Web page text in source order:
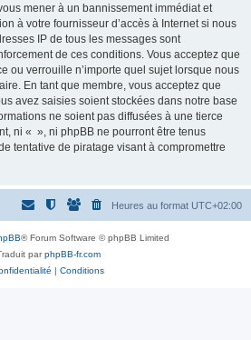
mener à un bannissement immédiat et
à votre fournisseur d’accès à Internet si nous
IP de tous les messages sont
de ces conditions. Vous acceptez que
ou verrouille n’importe quel sujet lorsque nous
En tant que membre, vous acceptez que
avez saisies soient stockées dans notre base
ne soient pas diffusées à une tierce
ni « », ni phpBB ne pourront être tenus
tentative de piratage visant à compromettre
Heures au format UTC+02:00
® Forum Software © phpBB Limited
parphpBB-fr.com
| Conditions